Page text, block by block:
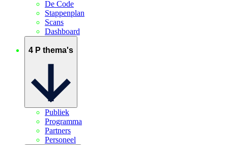
De Code
Stappenplan
Scans
Dashboard
4 P thema's
Publiek
Programma
Partners
Personeel